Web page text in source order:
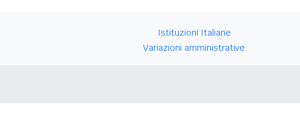
Istituzioni Italiane
Variazioni amministrative